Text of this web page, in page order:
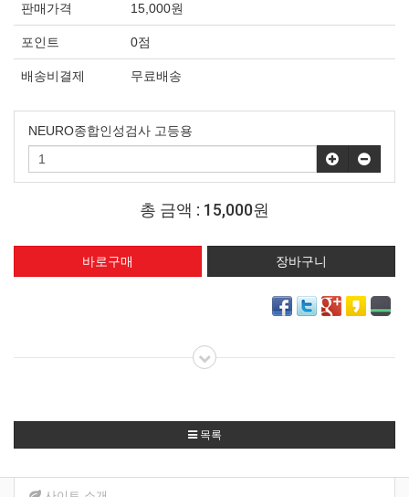
판매가격 15,000원
포인트 0점
배송비결제 무료배송
NEURO종합인성검사 고등용
총 금액 : 15,000원
목록